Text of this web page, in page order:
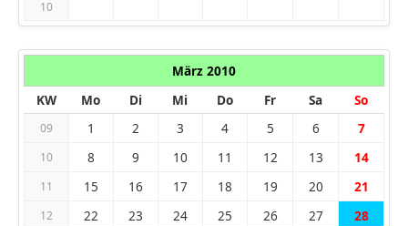
10
März 2010
KW
Mo Di Mi Do Fr Sa So
09 1 2 3 4 5 6 7
10 8 9 10 11 12 13 14
11 15 16 17 18 19 20 21
12 22 23 24 25 26 27 28